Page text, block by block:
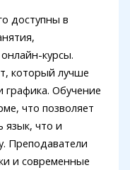
доступны в
курсы.
который лучше
графика. Обучение
что позволяет
язык, что и
Преподаватели
и современные